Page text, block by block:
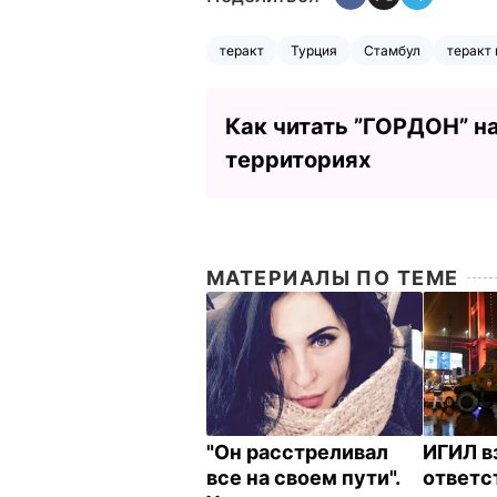
теракт Турция Стамбул теракт
Как читать ”ГОРДОН”
территориях
МАТЕРИАЛЫ ПО ТЕМЕ
"Он расстреливал
все на своем пути".
ИГИЛ